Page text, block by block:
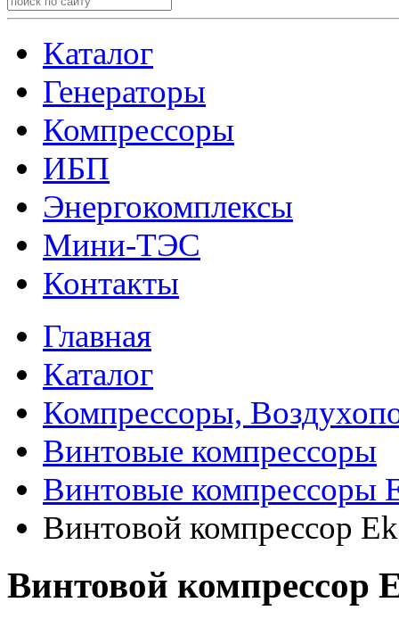
Каталог
Генераторы
Компрессоры
ИБП
Энергокомплексы
Мини-ТЭС
Контакты
Главная
Каталог
Компрессоры,
Винтовые компрессоры
Винтовые компрессоры
Винтовой компрессор
Винтовой компрессор